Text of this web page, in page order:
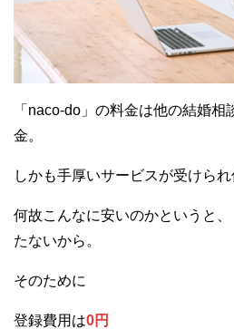
「naco-do」の料金は他の結婚
金。
しかも手厚いサービスが受けられ
何故こんなに安いのかというと
たないから。
そのために
登録費用は0円